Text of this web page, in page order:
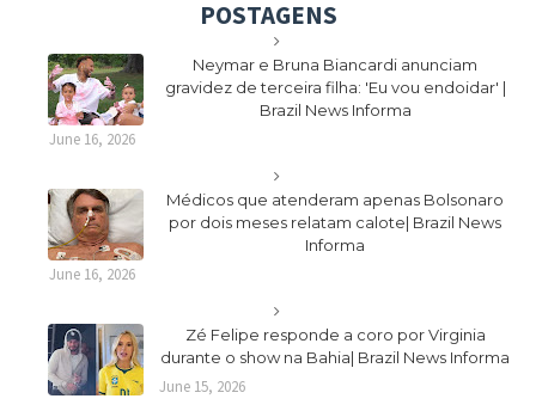
POSTAGENS
Neymar e Bruna Biancardi anunciam
gravidez de terceira filha: 'Eu vou endoidar' |
Brazil News Informa
June 16, 2026
Médicos que atenderam apenas Bolsonaro
por dois meses relatam calote| Brazil News
Informa
June 16, 2026
Zé Felipe responde a coro por Virginia
durante o show na Bahia| Brazil News Informa
June 15, 2026